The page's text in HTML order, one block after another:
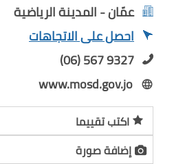
عمّان - المدينة الرياضية
احصل على الاتجاهات
(06) 567 9327
www.mosd.gov.jo
اكتب تقييما
إضافة صورة